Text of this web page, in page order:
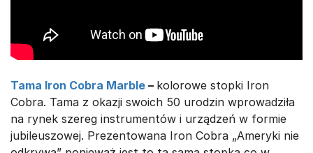
Tama Iron Cobra Marble – kolorowe stopki Iron
Cobra. Tama z okazji swoich 50 urodzin wprowadziła
na rynek szereg instrumentów i urządzeń w formie
jubileuszowej. Prezentowana Iron Cobra „Ameryki nie